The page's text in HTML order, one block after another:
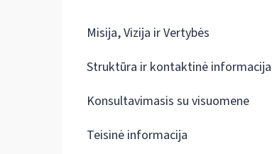
Misija, Vizija ir Vertybės
Struktūra ir kontaktinė informacija
Konsultavimasis su visuomene
Teisinė informacija